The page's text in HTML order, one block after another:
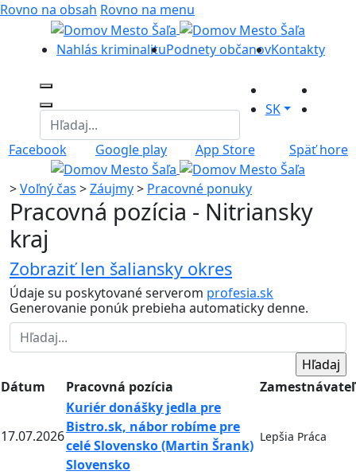
Rovno na obsah Rovno na menu
Nahlás kriminalituPodnety občanovKontakty
SK
Facebook Google play App Store Späť hore
>Voľný čas >Záujmy> Pracovné ponuky
Pracovná pozícia - Nitriansky
kraj
Zobraziť len šaliansky okres
Údaje su poskytované serverom profesia.sk
Generovanie ponúk prebieha automaticky denne.
Dátum Pracovná pozícia Zamestnávateľ
17.07.2026
Kuriér donášky jedla pre
Bistro.sk, nábor robíme pre
celé Slovensko (Martin Šrank)
Slovensko
Lepšia Práca